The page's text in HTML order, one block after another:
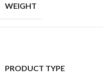
WEIGHT
PRODUCT TYPE